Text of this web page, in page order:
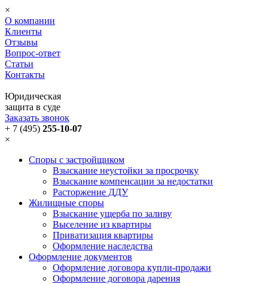
×
О компании
Клиенты
Отзывы
Вопрос-ответ
Статьи
Контакты
Юридическая
защита в суде
Заказать звонок
+ 7 (495) 255-10-07
×
Споры с застройщиком
Взыскание неустойки за просрочку
Взыскание компенсации за недостатки
Расторжение ДДУ
Жилищные споры
Взыскание ущерба по заливу
Выселение из квартиры
Приватизация квартиры
Оформление наследства
Оформление документов
Оформление договора купли-продажи
Оформление договора дарения